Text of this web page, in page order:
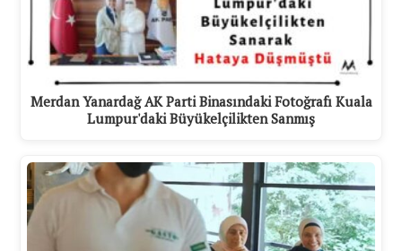
Merdan Yanardağ AK Parti Binasındaki Fotoğrafı Kuala
Lumpur'daki Büyükelçilikten Sanmış